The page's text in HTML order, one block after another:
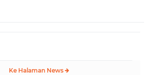
Ke Halaman News